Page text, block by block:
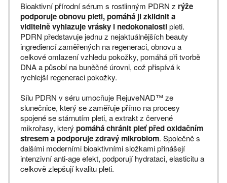
Bioaktivní přírodní sérum s rostlinným PDRN z rýže
podporuje obnovu pleti, pomáhá ji zklidnit a
viditelně vyhlazuje vrásky i nedokonalostipleti.
PDRN představuje jednu z nejaktuálnějších beauty
ingrediencí zaměřených na regeneraci, obnovu a
celkové omlazení vzhledu pokožky, pomáhá při tvorbě
DNA a působí na buněčné úrovni, což přispívá k
rychlejší regeneraci pokožky.
Sílu PDRN v séru umocňuje RejuveNAD™ ze
slunečnice, který se zaměřuje přímo na procesy
spojené se stárnutím pleti, a extrakt z červené
mikrořasy, který pomáhá chránit pleť před oxidačním
stresem a podporuje zdravý mikrobiom. Společně s
dalšími moderními bioaktivními složkami přinášejí
intenzivní anti-age efekt, podporují hydrataci, elasticitu a
celkově zlepšují kvalitu pleti.